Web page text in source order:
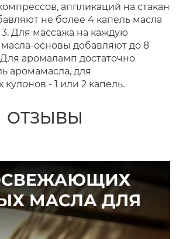
аппликаций на стакан
не более 4 капель масла
Для массажа на каждую
основы добавляют до 8
аромаламп достаточно
аромамасла, для
- 1 или 2 капель.
ОТЗЫВЫ